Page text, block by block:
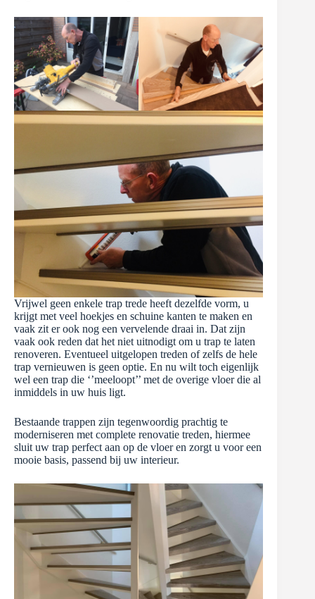
Vrijwel geen enkele trap trede heeft dezelfde vorm, u
krijgt met veel hoekjes en schuine kanten te maken en
vaak zit er ook nog een vervelende draai in. Dat zijn
vaak ook reden dat het niet uitnodigt om u trap te laten
renoveren. Eventueel uitgelopen treden of zelfs de hele
trap vernieuwen is geen optie. En nu wilt toch eigenlijk
wel een trap die ‘’meeloopt’’ met de overige vloer die al
inmiddels in uw huis ligt.
Bestaande trappen zijn tegenwoordig prachtig te
moderniseren met complete renovatie treden, hiermee
sluit uw trap perfect aan op de vloer en zorgt u voor een
mooie basis, passend bij uw interieur.